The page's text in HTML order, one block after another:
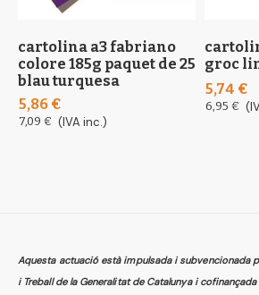
cartolina a3 fabriano
colore 185g paquet de 25
blau turquesa
5,86 €
7,09 € (IVA inc.)
groc
5,74 €
6,95 €
Aquesta actuació està impulsada i subvencionada
i Treball de la Generalitat de Catalunya i